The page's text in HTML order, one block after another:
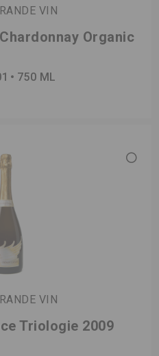
VIN
Organic
750 ML
VIN
Triologie 2009